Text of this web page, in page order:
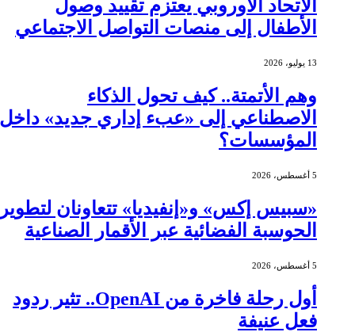
الاتحاد الأوروبي يعتزم تقييد وصول
الأطفال إلى منصات التواصل الاجتماعي
13 يوليو، 2026
وهم الأتمتة.. كيف تحول الذكاء
الاصطناعي إلى «عبء إداري جديد» داخل
المؤسسات؟
5 أغسطس، 2026
«سبيس إكس» و«إنفيديا» تتعاونان لتطوير
الحوسبة الفضائية عبر الأقمار الصناعية
5 أغسطس، 2026
أول رحلة فاخرة من OpenAI.. تثير ردود
فعل عنيفة